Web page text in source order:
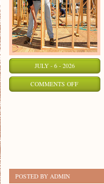
JULY - 6 - 2026
COMMENTS OFFON
POSTED BY ADMIN